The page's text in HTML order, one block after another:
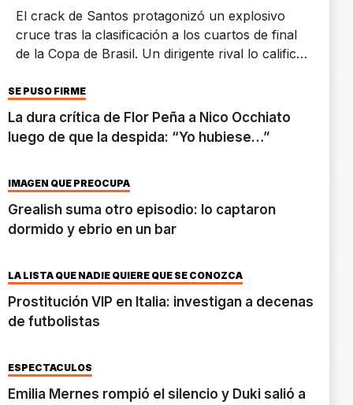
El crack de Santos protagonizó un explosivo
cruce tras la clasificación a los cuartos de final
de la Copa de Brasil. Un dirigente rival lo calificó
de bronca, provocaciones y tensión.
SE PUSO FIRME
La dura crítica de Flor Peña a Nico Occhiato
luego de que la despida: “Yo hubiese…”
IMAGEN QUE PREOCUPA
Grealish suma otro episodio: lo captaron
dormido y ebrio en un bar
LA LISTA QUE NADIE QUIERE QUE SE CONOZCA
Prostitución VIP en Italia: investigan a decenas
de futbolistas
ESPECTÁCULOS
Emilia Mernes rompió el silencio y Duki salió a